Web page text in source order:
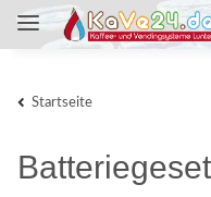
Startseite